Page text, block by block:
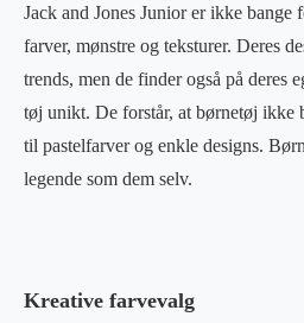
Jack and Jones Junior er ikke bange
farver, mønstre og teksturer. Deres
trends, men de finder også på deres
tøj unikt. De forstår, at børnetøj ikke
til pastelfarver og enkle designs.
legende som dem selv.
Kreative farvevalg